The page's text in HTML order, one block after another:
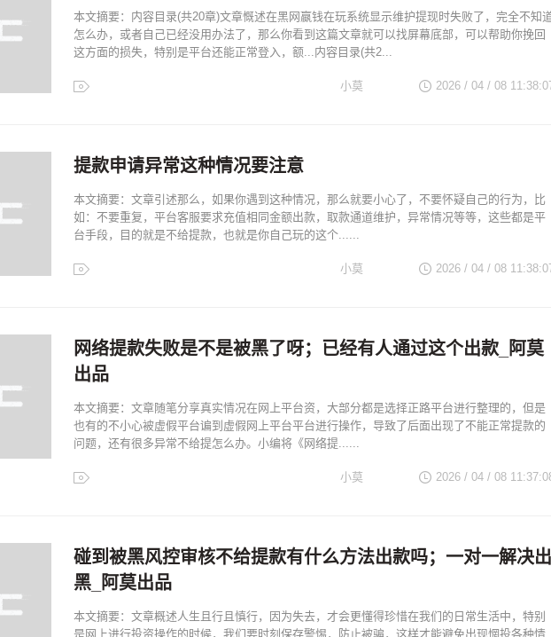
本文摘要：内容目录(共20章)文章慨述在黑网嬴钱在玩系统显示维护提现时失败了，完全不知
怎么办，或者自己已经没用办法了，那么你看到这篇文章就可以找屏幕底部，可以帮助你挽回
这方面的损失，特别是平台还能正常登入，额...内容目录(共2...
2026 / 04 / 08
小莫
提款申请异常这种情况要注意
本文摘要：文章引述那么，如果你遇到这种情况，那么就要小心了，不要怀疑自己的行为，比
如：不要重复，平台客服要求充值相同金额出款，取款通道维护，异常情况等等，这些都是平
台手段，目的就是不给提款，也就是你自己玩的这个......
2026 / 04 / 08
小莫
网络提款失败是不是被黑了呀；已经有人通过这个出款_阿莫
出品
本文摘要：文章随笔分享真实情况在网上平台资，大部分都是选择正路平台进行整理的，但是
也有的不小心被虚假平台谝到虚假网上平台平台进行操作，导致了后面出现了不能正常提款的
问题，还有很多异常不给提怎么办。小编将《网络提......
2026 / 04 / 08
小莫
碰到被黑风控审核不给提款有什么方法出款吗；一对一解决出
黑_阿莫出品
本文摘要：文章概述人生且行且慎行，因为失去，才会更懂得珍惜在我们的日常生活中，特别
是网上进行投资操作的时候，我们要时刻保存警惕，防止被骗，这样才能避免出现惘投各种情